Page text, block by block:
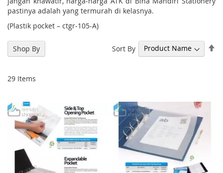
pastinya adalah yang termurah di kelasnya.
(Plastik pocket – ctgr-105-A)
29 Items
Sort By
Shop By